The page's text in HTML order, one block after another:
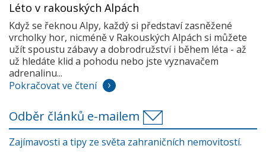
Léto v rakouských Alpách
Když se řeknou Alpy, každý si představí zasněžené
vrcholky hor, nicméně v Rakouských Alpách si můžete
užít spoustu zábavy a dobrodružství i během léta - až
už hledáte klid a pohodu nebo jste vyznavačem
adrenalinu...
Pokračovat ve čtení
Odběr článků e-mailem
Zajímavosti a tipy ze světa zahraničních nemovitostí.